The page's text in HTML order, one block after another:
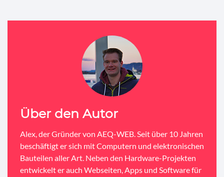
Über den Autor
Alex, der Gründer von AEQ-WEB. Seit über 10 Jahren
beschäftigt er sich mit Computern und elektronischen
Bauteilen aller Art. Neben den Hardware-Projekten
entwickelt er auch Webseiten, Apps und Software für